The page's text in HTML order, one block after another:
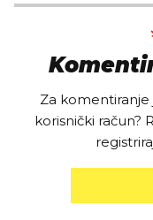
Za
korisnički račun?